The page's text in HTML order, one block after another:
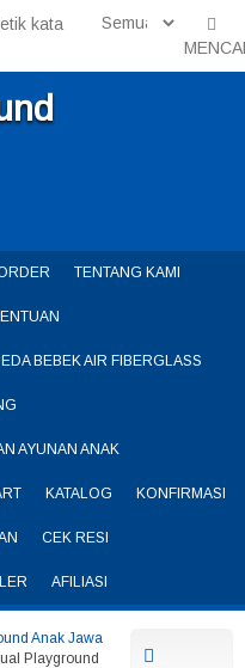
TENTANG KAMI
BEBEK AIR FIBERGLASS
AYUNAN ANAK
KATALOG KONFIRMASI
CEK RESI
AFILIASI
Anak Jawa
Playground